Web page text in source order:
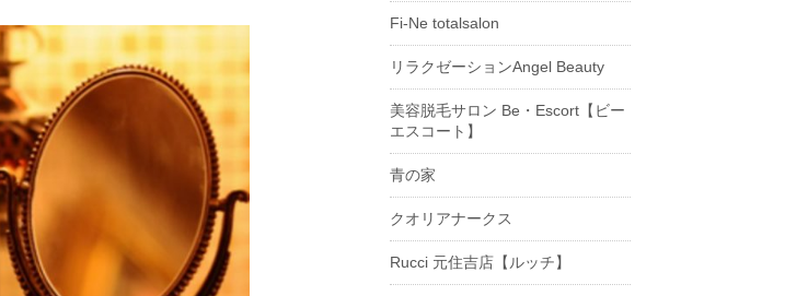
Fi-Ne totalsalon
リラクゼーションAngel Beauty
美容脱毛サロン Be・Escort【ビー
エスコート】
青の家
クオリアナークス
Rucci 元住吉店【ルッチ】